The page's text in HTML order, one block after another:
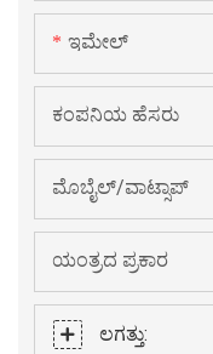
ಇಮೇಲ್
ಕಂಪನಿಯ ಹೆಸರು
ಮೊಬೈಲ್/ವಾಟ್ಸಾಪ್
ಯಂತ್ರದ ಪ್ರಕಾರ
ಲಗತ್ತು: